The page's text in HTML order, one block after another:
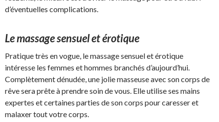
d’éventuelles complications.
Le massage sensuel et érotique
Pratique très en vogue, le massage sensuel et érotique
intéresse les femmes et hommes branchés d’aujourd’hui.
Complètement dénudée, une jolie masseuse avec son corps de
rêve sera prête à prendre soin de vous. Elle utilise ses mains
expertes et certaines parties de son corps pour caresser et
malaxer tout votre corps.